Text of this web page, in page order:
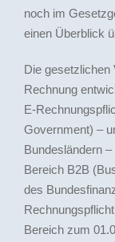
noch im
einen Überblick
Die gesetzlichen
Rechnung
E-
Government) –
Bundesländern
Bereich B2B
des
Bereich zum